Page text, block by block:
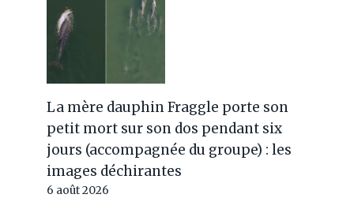
La mère dauphin Fraggle porte son
petit mort sur son dos pendant six
jours (accompagnée du groupe) : les
images déchirantes
6 août 2026